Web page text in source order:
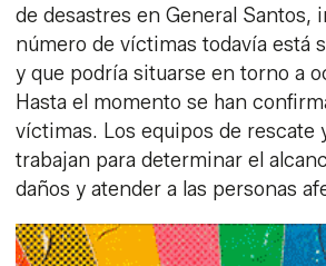
de desastres en General Santos,
número de víctimas todavía está
y que podría situarse en torno a
Hasta el momento se han
víctimas. Los equipos de rescate
trabajan para determinar el
daños y atender a las personas